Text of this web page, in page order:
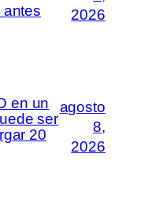
2026
en un
ser
20
agosto
8,
2026